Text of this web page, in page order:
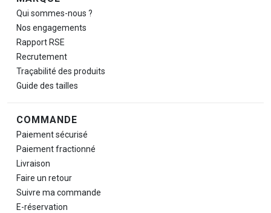
Qui sommes-nous ?
Nos engagements
Rapport RSE
Recrutement
Traçabilité des produits
Guide des tailles
COMMANDE
Paiement sécurisé
Paiement fractionné
Livraison
Faire un retour
Suivre ma commande
E-réservation